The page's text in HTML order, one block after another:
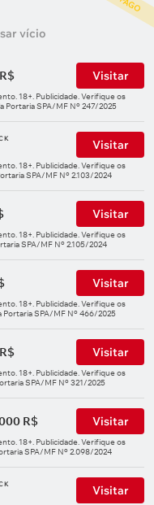
vício
Visitar
18+. Publicidade. Verifique os
Portaria SPA/MF Nº 247/2025
Visitar
18+. Publicidade. Verifique os
SPA/MF Nº 2.103/2024
Visitar
18+. Publicidade. Verifique os
SPA/MF Nº 2.105/2024
Visitar
18+. Publicidade. Verifique os
Portaria SPA/MF Nº 466/2025
Visitar
18+. Publicidade. Verifique os
SPA/MF Nº 321/2025
R$ Visitar
18+. Publicidade. Verifique os
SPA/MF Nº 2.098/2024
Visitar